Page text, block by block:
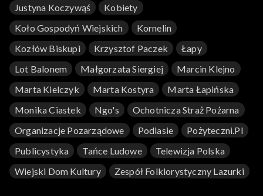
Justyna Koczywąś
Kobiety
Koło Gospodyń Wiejskich
Kornelin
Kozłów Biskupi
Krzysztof Paczek
Łapy
Lot Balonem
Małgorzata Siergiej
Marcin Klejno
Marta Kielczyk
Marta Kostyra
Marta Łapińska
Monika Ciastek
Ngo's
Ochotnicza Straż Pożarna
Organizacje Pozarządowe
Podlasie
Pożyteczni.pl
Publicystyka
Tańce Ludowe
Telewizja Polska
Wiejski Dom Kultury
Zespół Folklorystyczny Lazurki